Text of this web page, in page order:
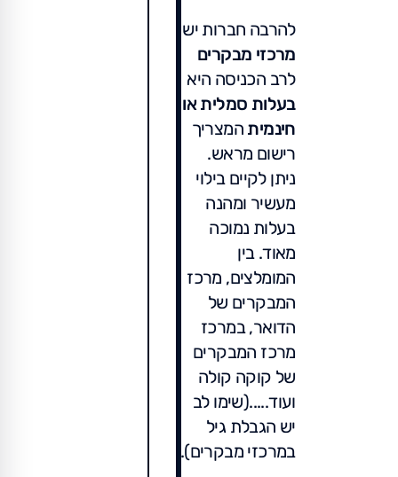
להרבה חברות יש
מרכזי מבקרים
לרב הכניסה היא
בעלות סמלית או
חינמיתהמצריך
רישום מראש.
ניתן לקיים בילוי
מעשיר ומהנה
בעלות נמוכה
מאוד. בין
המומלצים, מרכז
המבקרים של
הדואר, במרכז
מרכז המבקרים
של קוקה קולה
ועוד.....(שימו לב
יש הגבלת גיל
במרכזי מבקרים).